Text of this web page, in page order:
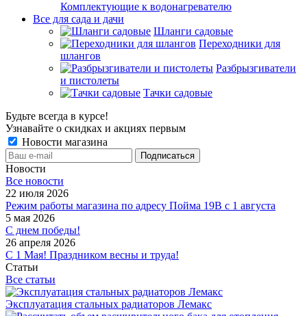
Комплектующие к водонагревателю
Все для сада и дачи
Шланги садовые
Переходники для
шлангов
Разбрызгиватели
и пистолеты
Тачки садовые
Будьте всегда в курсе!
Узнавайте о скидках и акциях первым
Новости магазина
Новости
Все новости
22 июля 2026
Режим работы магазина по адресу Пойма 19В с 1 августа
5 мая 2026
С днем победы!
26 апреля 2026
С 1 Мая! Праздником весны и труда!
Статьи
Все статьи
Эксплуатация стальных радиаторов Лемакс